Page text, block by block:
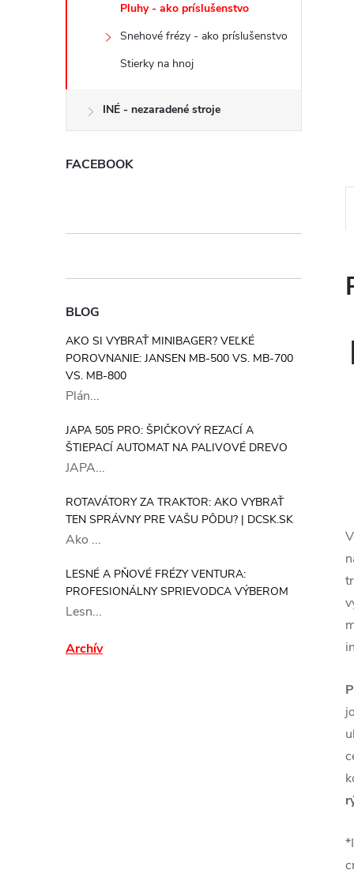
Pluhy - ako príslušenstvo
Snehové frézy - ako príslušenstvo
Stierky na hnoj
INÉ - nezaradené stroje
FACEBOOK
BLOG
AKO SI VYBRAŤ MINIBAGER? VEĽKÉ
POROVNANIE: JANSEN MB-500 VS. MB-700
VS. MB-800
Plán...
JAPA 505 PRO: ŠPIČKOVÝ REZACÍ A
ŠTIEPACÍ AUTOMAT NA PALIVOVÉ DREVO
JAPA...
ROTAVÁTORY ZA TRAKTOR: AKO VYBRAŤ
TEN SPRÁVNY PRE VAŠU PÔDU? | DCSK.SK
Ako ...
LESNÉ A PŇOVÉ FRÉZY VENTURA:
PROFESIONÁLNY SPRIEVODCA VÝBEROM
Lesn...
Archív